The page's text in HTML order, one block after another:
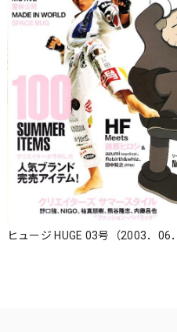
ヒュージ HUGE 03号（2003．06